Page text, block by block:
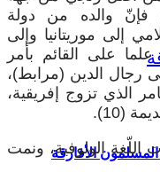
الأفارقة
فإنّ والده من دولة
إلى موريتانيا وإلى
على القائم بأمر
رجال الدين (مرابط)،
الذي تزوج إفريقية،
(10).
اللّغة الولوفية، ونمت